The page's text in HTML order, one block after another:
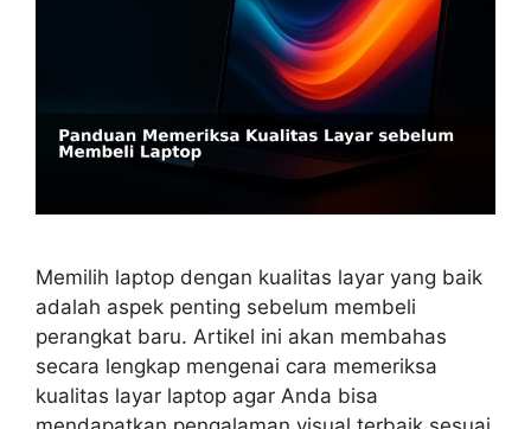
Memilih laptop dengan kualitas layar yang baik
adalah aspek penting sebelum membeli
perangkat baru. Artikel ini akan membahas
secara lengkap mengenai cara memeriksa
kualitas layar laptop agar Anda bisa